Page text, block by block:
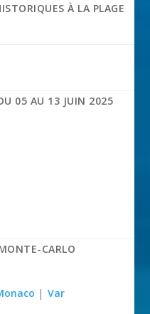
À LA PLAGE
05 AU 13 JUIN 2025
CARLO
| Var